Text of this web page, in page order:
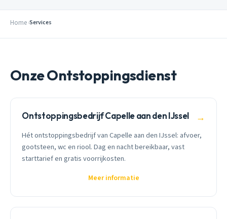
Home Services
Onze Ontstoppingsdienst
Ontstoppingsbedrijf Capelle aan den IJssel →
Hét ontstoppingsbedrijf van Capelle aan den IJssel: afvoer,
gootsteen, wc en riool. Dag en nacht bereikbaar, vast
starttarief en gratis voorrijkosten.
Meer informatie